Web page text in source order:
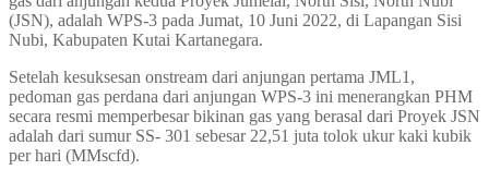
(JSN), adalah WPS-3 pada Jumat, 10 Juni 2022, di Lapangan Sisi
Nubi, Kabupaten Kutai Kartanegara.
Setelah kesuksesan onstream dari anjungan pertama JML1,
pedoman gas perdana dari anjungan WPS-3 ini menerangkan PHM
secara resmi memperbesar bikinan gas yang berasal dari Proyek JSN
adalah dari sumur SS- 301 sebesar 22,51 juta tolok ukur kaki kubik
per hari (MMscfd).